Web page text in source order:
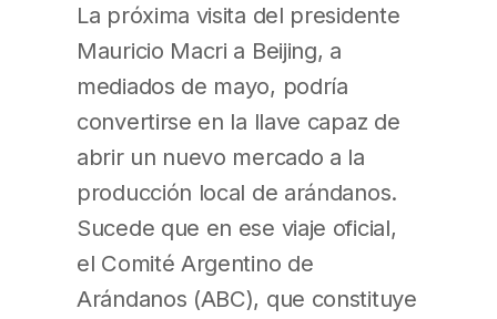
La próxima visita del presidente
Mauricio Macri a Beijing, a
mediados de mayo, podría
convertirse en la llave capaz de
abrir un nuevo mercado a la
producción local de arándanos.
Sucede que en ese viaje oficial,
el Comité Argentino de
Arándanos (ABC), que constituye